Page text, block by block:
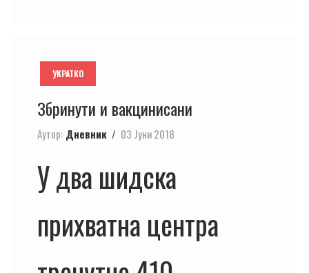
УКРАТКО
Збринути и вакцинисани
Аутор: Дневник 03 Јуни 2018
У два шидска
прихватна центра